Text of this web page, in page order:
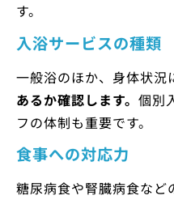
す。
入浴サービスの種類
一般浴のほか、身体状況
あるか確認します。 個別
フの体制も重要です。
食事への対応力
糖尿病食や腎臓病食など